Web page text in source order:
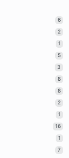
6
2
1
5
3
8
8
2
1
16
1
7